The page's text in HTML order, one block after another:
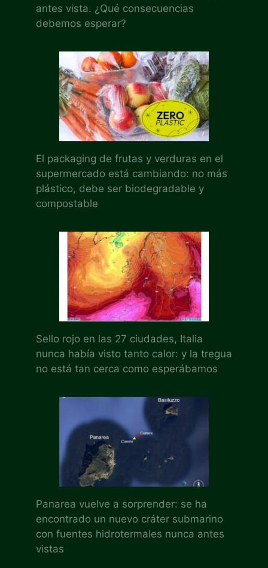
antes vista. ¿Qué consecuencias
debemos esperar?
El packaging de frutas y verduras en el
supermercado está cambiando: no más
plástico, debe ser biodegradable y
compostable
Sello rojo en las 27 ciudades, Italia
nunca había visto tanto calor: y la tregua
no está tan cerca como esperábamos
Panarea vuelve a sorprender: se ha
encontrado un nuevo cráter submarino
con fuentes hidrotermales nunca antes
vistas